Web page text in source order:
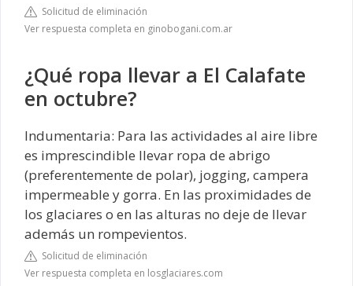
Solicitud de eliminación
Ver respuesta completa en ginobogani.com.ar
¿Qué ropa llevar a El Calafate
en octubre?
Indumentaria: Para las actividades al aire libre
es imprescindible llevar ropa de abrigo
(preferentemente de polar), jogging, campera
impermeable y gorra. En las proximidades de
los glaciares o en las alturas no deje de llevar
además un rompevientos.
Solicitud de eliminación
Ver respuesta completa en losglaciares.com